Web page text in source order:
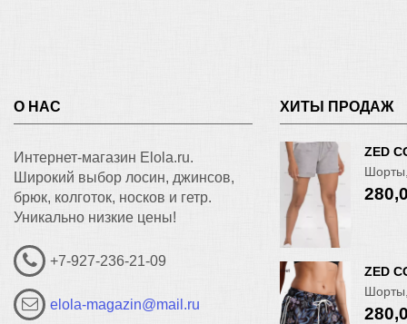
О НАС
Интернет-магазин Elola.ru.
Широкий выбор лосин, джинсов,
брюк, колготок, носков и гетр.
Уникально низкие цены!
+7-927-236-21-09
elola-magazin@mail.ru
ХИТЫ ПРОДАЖ
ZED
ZED